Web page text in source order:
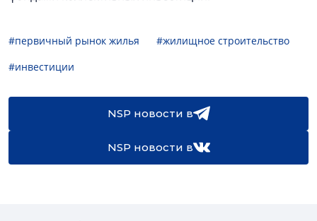
#первичный рынок жилья
#жилищное строительство
#инвестиции
NSP новости в
NSP новости в